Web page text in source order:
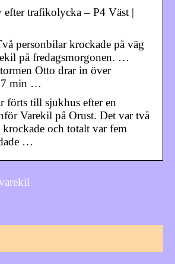
efter trafikolycka – P4 Väst |
personbilar krockade på väg
på fredagsmorgonen. …
Otto drar in över
min …
förts till sjukhus efter en
Varekil på Orust. Det var två
och totalt var fem
…